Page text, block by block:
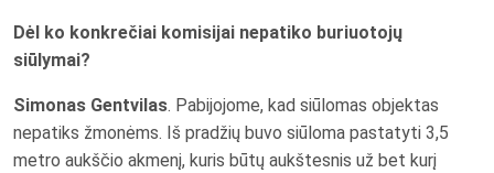
Dėl ko konkrečiai komisijai nepatiko buriuotojų
siūlymai?
Simonas Gentvilas. Pabijojome, kad siūlomas objektas
nepatiks žmonėms. Iš pradžių buvo siūloma pastatyti 3,5
metro aukščio akmenį, kuris būtų aukštesnis už bet kurį